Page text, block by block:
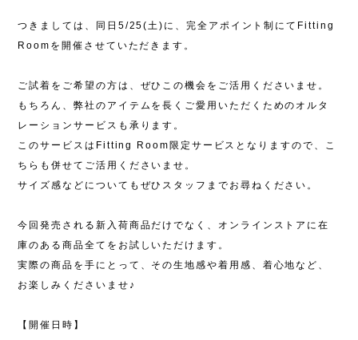
つきましては、同日 5/25(土) に、完全アポイント制にて Fitting
Room を開催させていただきます。
ご試着をご希望の方は、ぜひこの機会をご活用くださいませ 。
もちろん、弊社のアイテムを長くご愛用いただくためのオルタ
レーションサービスも承ります 。
このサービスは Fitting Room 限定サービスとなりますので、こ
ちらも併せてご活用くださいませ。
サイズ感などについてもぜひスタッフまでお尋ねください 。
今回発売される新入荷商品だけでなく、オンラインストアに在
庫のある商品全てをお試しいただけます。
実際の商品を手にとって、その生地感や着用感、着心地など、
お楽しみくださいませ♪
【開催日時】